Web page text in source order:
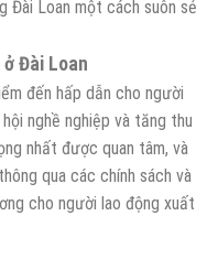
Đài Loan một cách suôn sẻ
Đài Loan
đến hấp dẫn cho người
nghề nghiệp và tăng thu
nhất được quan tâm, và
qua các chính sách và
cho người lao động xuất